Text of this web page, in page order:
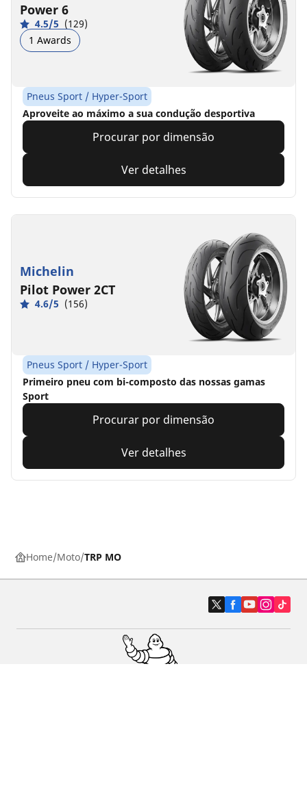
Power 6
4.5/5 (129)
1 Awards
Pneus Sport / Hyper-Sport
Aproveite ao máximo a sua condução desportiva
Procurar por dimensão
Ver detalhes
Michelin
Pilot Power 2CT
4.6/5 (156)
Pneus Sport / Hyper-Sport
Primeiro pneu com bi-composto das nossas gamas
Sport
Procurar por dimensão
Ver detalhes
Home Moto TRP MO